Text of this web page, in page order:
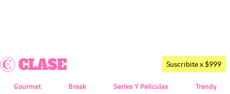
Dólar Suscribite x $999
Gourmet Break Series Y Peliculas Trendy